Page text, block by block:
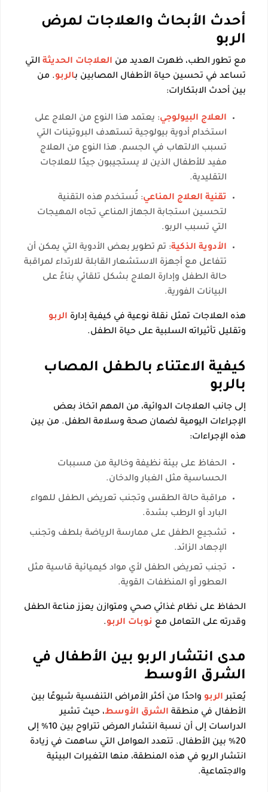
أحدث الأبحاث والعلاجات لمرض
الربو
مع تطور الطب، ظهرت العديد من العلاجات الحديثة التي
تساعد في تحسين حياة الأطفال المصابين بالربو. من
بين أحدث الابتكارات:
العلاج البيولوجي: يعتمد هذا النوع من العلاج على
استخدام أدوية بيولوجية تستهدف البروتينات التي
تسبب الالتهاب في الجسم. هذا النوع من العلاج
مفيد للأطفال الذين لا يستجيبون جيدًا للعلاجات
التقليدية.
تقنية العلاج المناعي: تُستخدم هذه التقنية
لتحسين استجابة الجهاز المناعي تجاه المهيجات
التي تسبب الربو.
الأدوية الذكية: تم تطوير بعض الأدوية التي يمكن أن
تتفاعل مع أجهزة الاستشعار القابلة للارتداء لمراقبة
حالة الطفل وإدارة العلاج بشكل تلقائي بناءً على
البيانات الفورية.
هذه العلاجات تمثل نقلة نوعية في كيفية إدارة الربو
وتقليل تأثيراته السلبية على حياة الطفل.
كيفية الاعتناء بالطفل المصاب
بالربو
إلى جانب العلاجات الدوائية، من المهم اتخاذ بعض
الإجراءات اليومية لضمان صحة وسلامة الطفل. من بين
هذه الإجراءات:
الحفاظ على بيئة نظيفة وخالية من مسببات
الحساسية مثل الغبار والدخان.
مراقبة حالة الطقس وتجنب تعريض الطفل للهواء
البارد أو الرطب بشدة.
تشجيع الطفل على ممارسة الرياضة بلطف وتجنب
الإجهاد الزائد.
تجنب تعريض الطفل لأي مواد كيميائية قاسية مثل
العطور أو المنظفات القوية.
الحفاظ على نظام غذائي صحي ومتوازن يعزز مناعة الطفل
وقدرته على التعامل مع نوبات الربو.
مدى انتشار الربو بين الأطفال في
الشرق الأوسط
يُعتبرالربو واحدًا من أكثر الأمراض التنفسية شيوعًا بين
الأطفال في منطقة الشرق الأوسط، حيث تشير
الدراسات إلى أن نسبة انتشار المرض تتراوح بين 10% إلى
20% بين الأطفال. تتعدد العوامل التي ساهمت في زيادة
انتشار الربو في هذه المنطقة، منها التغيرات البيئية
والاجتماعية.